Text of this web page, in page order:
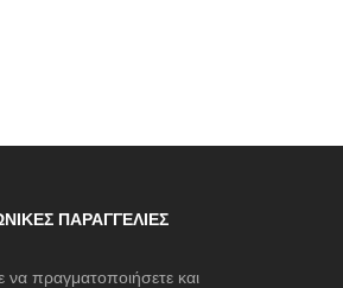
ΠΑΡΑΓΓΕΛΊΕΣ
να πραγματοποιήσετε και